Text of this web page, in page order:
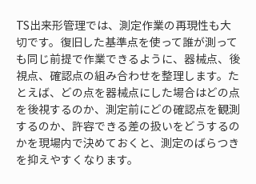
TS出来形管理では、測定作業の再現性も大
切です。復旧した基準点を使って誰が測って
も同じ前提で作業できるように、器械点、後
視点、確認点の組み合わせを整理します。た
とえば、どの点を器械点にした場合はどの点
を後視するのか、測定前にどの確認点を観測
するのか、許容できる差の扱いをどうするの
かを現場内で決めておくと、測定のばらつき
を抑えやすくなります。